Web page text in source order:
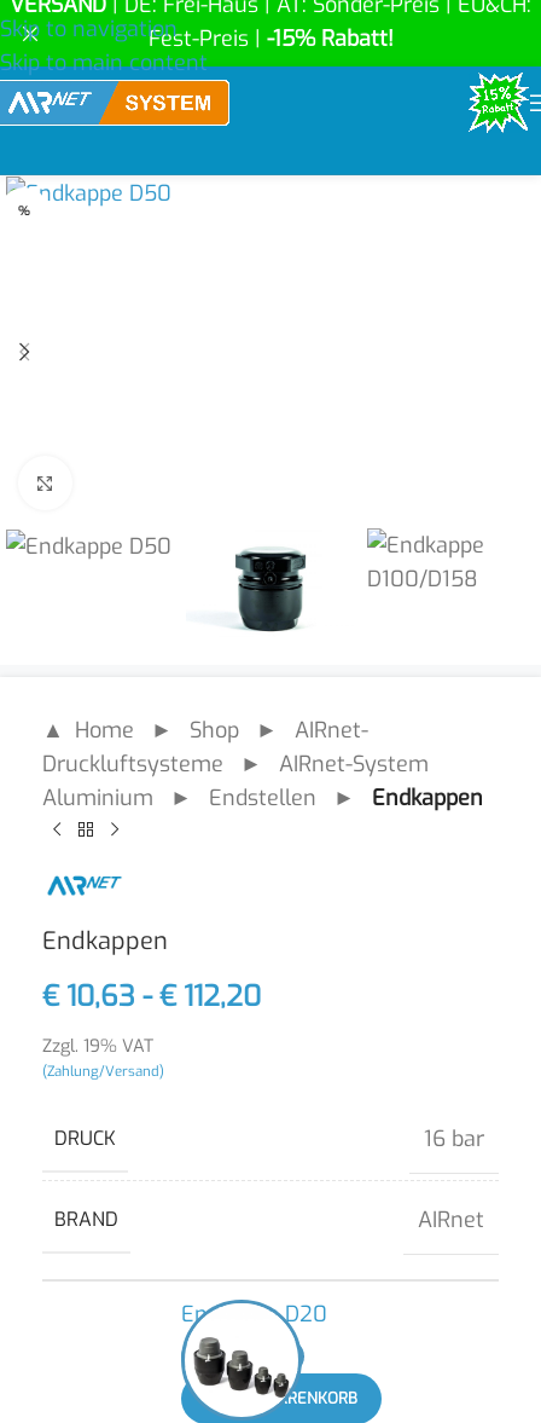
Skip to navigation
Skip to main content
Fest-Preis | -15% Rabatt!
%
▲ Home ► Shop ► AIRnet-
Druckluftsysteme ► AIRnet-System
Aluminium ► Endstellen ► Endkappen
Endkappen
€10,63 -€112,20
Zzgl. 19% VAT
(Zahlung/Versand)
DRUCK 16 bar
BRAND AIRnet
Endkappe D20
-
IN DEN WARENKORB